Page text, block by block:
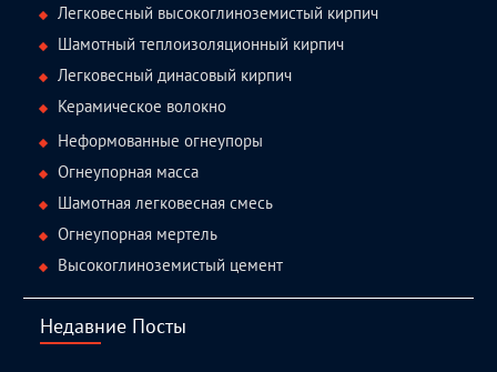
Легковесный высокоглиноземистый кирпич
Шамотный теплоизоляционный кирпич
Легковесный динасовый кирпич
Керамическое волокно
Неформованные огнеупоры
Огнеупорная масса
Шамотная легковесная смесь
Огнеупорная мертель
Высокоглиноземистый цемент
Недавние Посты